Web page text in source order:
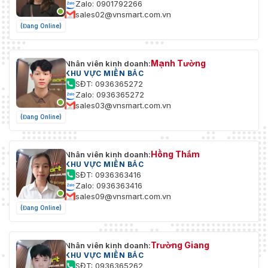
(Đang Online)
Zalo: 0901792266
sales02@vnsmart.com.vn
(Đang Online)
Nhân viên kinh doanh:Mạnh Tường
KHU VỰC MIỀN BẮC
SĐT: 0936365272
Zalo: 0936365272
sales03@vnsmart.com.vn
(Đang Online)
Nhân viên kinh doanh:Hồng Thắm
KHU VỰC MIỀN BẮC
SĐT: 0936363416
Zalo: 0936363416
sales09@vnsmart.com.vn
Nhân viên kinh doanh:Trường Giang
KHU VỰC MIỀN BẮC
SĐT: 0936365262